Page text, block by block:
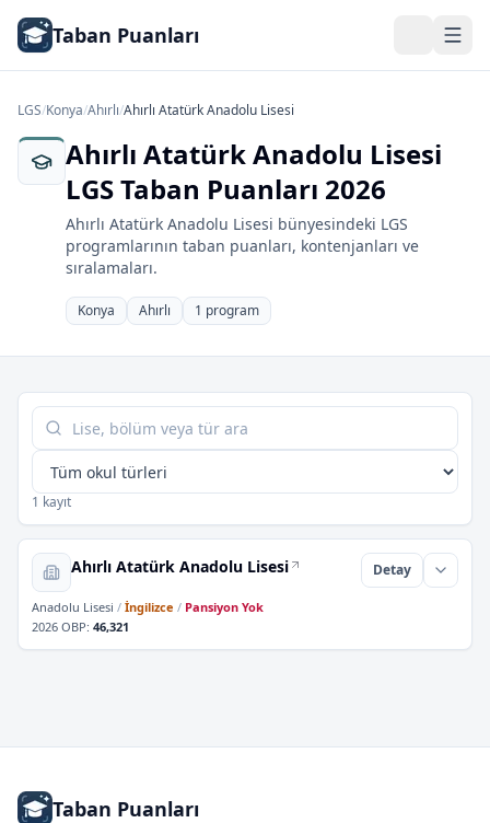
Taban Puanları
LGS/Konya/Ahırlı/Ahırlı Atatürk Anadolu Lisesi
Ahırlı Atatürk Anadolu Lisesi
LGS Taban Puanları 2026
Ahırlı Atatürk Anadolu Lisesi bünyesindeki LGS
programlarının taban puanları, kontenjanları ve
sıralamaları.
Konya Ahırlı 1 program
Tabloda ara
1 kayıt
Ahırlı Atatürk Anadolu Lisesi Detay
Anadolu Lisesi / İngilizce / Pansiyon Yok
2026 OBP: 46,321
Taban Puanları